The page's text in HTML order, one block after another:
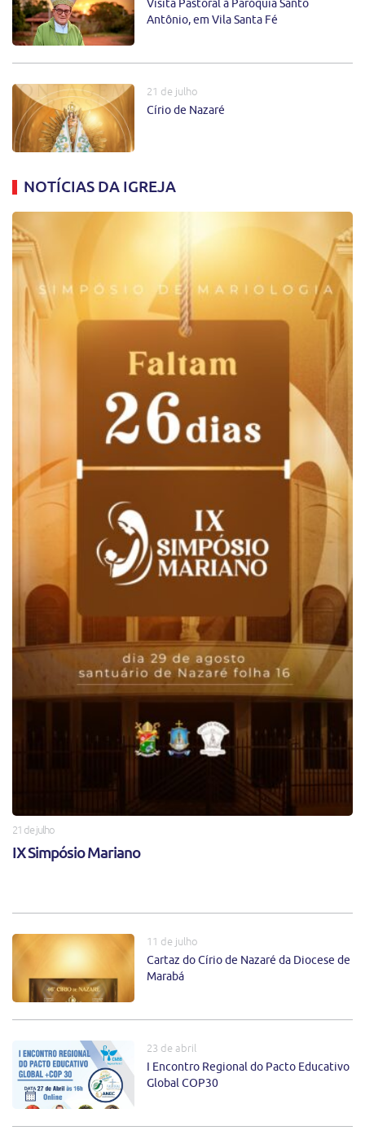
Visita Pastoral à Paróquia Santo
Antônio, em Vila Santa Fé
21 de julho
Círio de Nazaré
NOTÍCIAS DA IGREJA
21 de julho
IX Simpósio Mariano
11 de julho
Cartaz do Círio de Nazaré da Diocese de
Marabá
23 de abril
I Encontro Regional do Pacto Educativo
Global COP30